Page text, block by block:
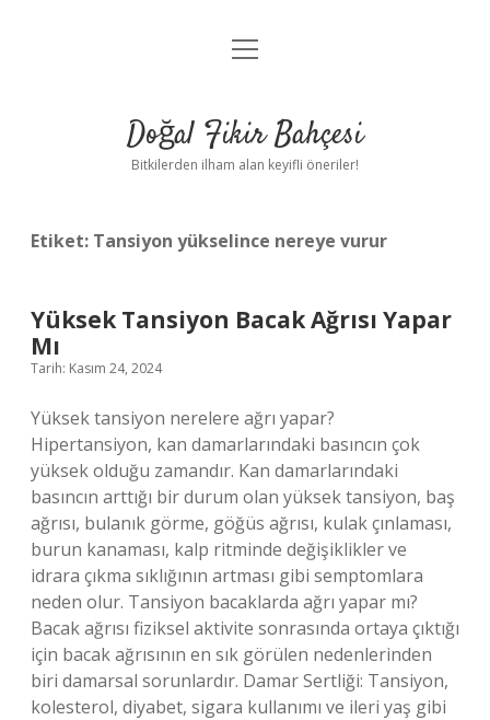
Anasayfa
Yasal Uyarı
menüyü
Doğal Fikir Bahçesi
Bitkilerden ilham alan keyifli öneriler!
Etiket: Tansiyon yükselince nereye vurur
Yüksek Tansiyon Bacak Ağrısı Yapar
Mı
Tarih: Kasım 24, 2024
Yüksek tansiyon nerelere ağrı yapar?
Hipertansiyon, kan damarlarındaki basıncın çok
yüksek olduğu zamandır. Kan damarlarındaki
basıncın arttığı bir durum olan yüksek tansiyon, baş
ağrısı, bulanık görme, göğüs ağrısı, kulak çınlaması,
burun kanaması, kalp ritminde değişiklikler ve
idrara çıkma sıklığının artması gibi semptomlara
neden olur. Tansiyon bacaklarda ağrı yapar mı?
Bacak ağrısı fiziksel aktivite sonrasında ortaya çıktığı
için bacak ağrısının en sık görülen nedenlerinden
biri damarsal sorunlardır. Damar Sertliği: Tansiyon,
kolesterol, diyabet, sigara kullanımı ve ileri yaş gibi